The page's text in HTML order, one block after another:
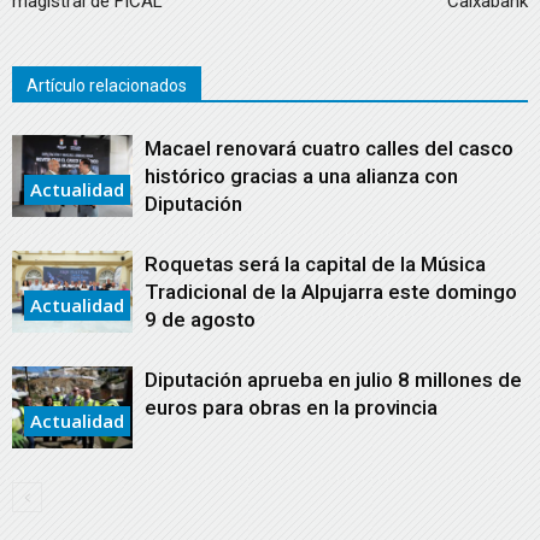
Artículo relacionados
Actualidad
Macael renovará cuatro calles del casco
histórico gracias a una alianza con
Diputación
Actualidad
Roquetas será la capital de la Música
Tradicional de la Alpujarra este domingo
9 de agosto
Actualidad
Diputación aprueba en julio 8 millones de
euros para obras en la provincia